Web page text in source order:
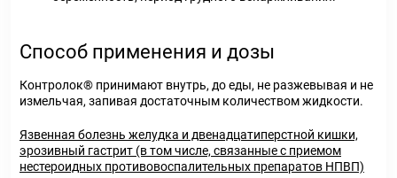
Способ применения и дозы
Контролок® принимают внутрь, до еды, не разжевывая и не
измельчая, запивая достаточным количеством жидкости.
Язвенная болезнь желудка и двенадцатиперстной кишки,
эрозивный гастрит (в том числе, связанные с приемом
нестероидных противовоспалительных препаратов НПВП)